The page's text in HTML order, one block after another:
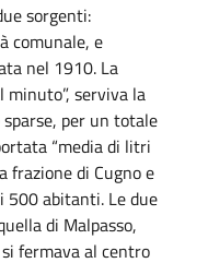
sorgenti:
comunale, e
nel 1910. La
serviva la
per un totale
“media di litri
frazione di Cugno e
500 abitanti. Le due
di Malpasso,
fermava al centro